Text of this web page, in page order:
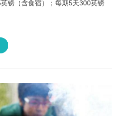
镑（含食宿）；每期5天300英镑